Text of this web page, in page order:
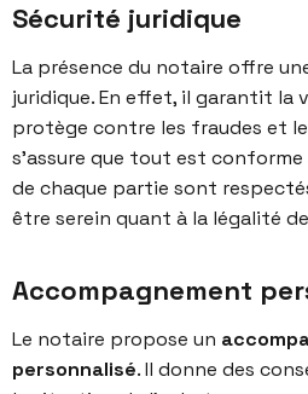
Sécurité juridique
La présence du notaire offre
juridique. En effet, il garantit la
protège contre les fraudes et
s’assure que tout est
de chaque partie sont
être serein quant à la légalité
Accompagnement
Le notaire propose un
personnalisé. Il donne des